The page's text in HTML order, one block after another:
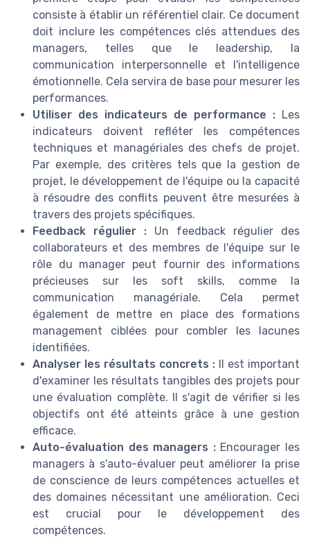
consiste à établir un référentiel clair. Ce document
doit inclure les compétences clés attendues des
managers, telles que le leadership, la
communication interpersonnelle et l'intelligence
émotionnelle. Cela servira de base pour mesurer les
performances.
Utiliser des indicateurs de performance : Les
indicateurs doivent refléter les compétences
techniques et managériales des chefs de projet.
Par exemple, des critères tels que la gestion de
projet, le développement de l'équipe ou la capacité
à résoudre des conflits peuvent être mesurées à
travers des projets spécifiques.
Feedback régulier : Un feedback régulier des
collaborateurs et des membres de l'équipe sur le
rôle du manager peut fournir des informations
précieuses sur les soft skills, comme la
communication managériale. Cela permet
également de mettre en place des formations
management ciblées pour combler les lacunes
identifiées.
Analyser les résultats concrets : Il est important
d'examiner les résultats tangibles des projets pour
une évaluation complète. Il s'agit de vérifier si les
objectifs ont été atteints grâce à une gestion
efficace.
Auto-évaluation des managers : Encourager les
managers à s'auto-évaluer peut améliorer la prise
de conscience de leurs compétences actuelles et
des domaines nécessitant une amélioration. Ceci
est crucial pour le développement des
compétences.